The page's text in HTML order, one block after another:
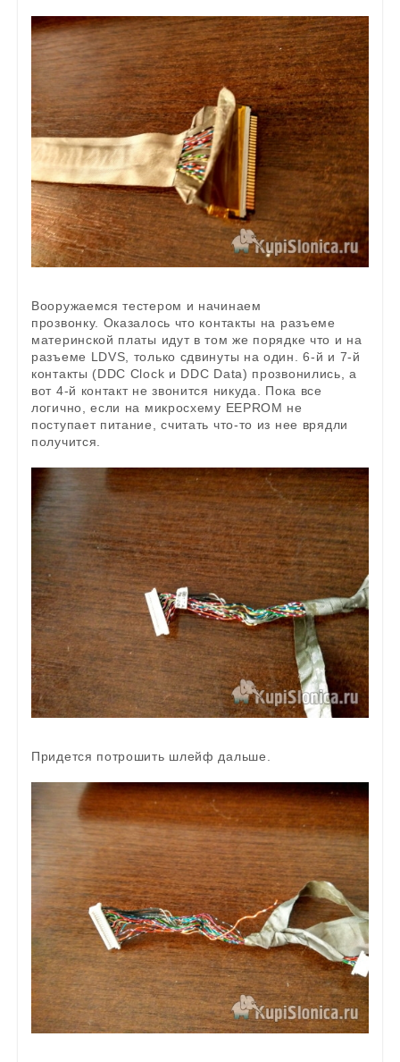
Вооружаемся тестером и начинаем
прозвонку. Оказалось что контакты на разъеме
материнской платы идут в том же порядке что и на
разъеме LDVS, только сдвинуты на один. 6-й и 7-й
контакты (DDC Clock и DDC Data) прозвонились, а
вот 4-й контакт не звонится никуда. Пока все
логично, если на микросхему EEPROM не
поступает питание, считать что-то из нее врядли
получится.
Придется потрошить шлейф дальше.